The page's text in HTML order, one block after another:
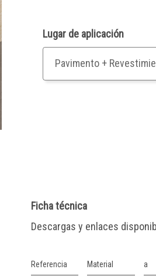
Lugar de aplicación
Pavimento +
Ficha técnica
Descargas y enlaces
Referencia Material a